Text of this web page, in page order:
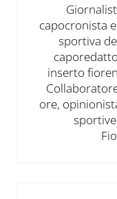
capocronista
sportiva
inserto
ore,